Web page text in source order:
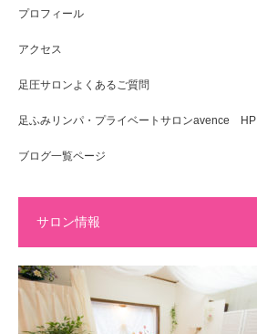
プロフィール
アクセス
足圧サロンよくあるご質問
足ふみリンパ・プライベートサロンavence HP
ブログ一覧ページ
サロン情報